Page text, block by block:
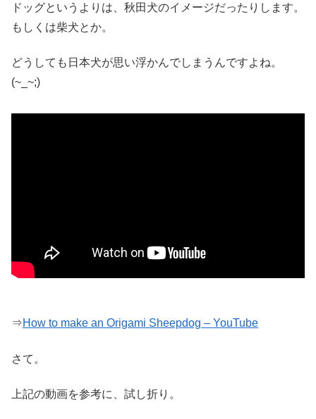
ドッグというよりは、秋田犬のイメージだったりします。
もしくは柴犬とか。
どうしても日本犬が思い浮かんでしまうんですよね。
(~_~;)
⇒How to make an Origami Sheepdog – YouTube
さて。
上記の動画を参考に、試し折り。